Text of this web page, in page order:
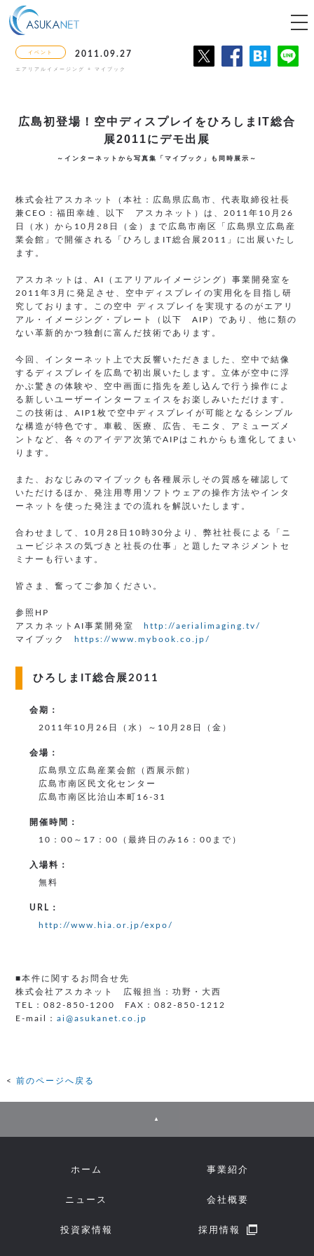
イベント 2011.09.27
エアリアルイメージング + マイブック
広島初登場！空中ディスプレイをひろしまIT総合
展2011にデモ出展
～インターネットから写真集「マイブック」も同時展示～
株式会社アスカネット（本社：広島県広島市、代表取締役社長
兼CEO：福田幸雄、以下 アスカネット）は、2011年10月26
日（水）から10月28日（金）まで広島市南区「広島県立広島産
業会館」で開催される「ひろしまIT総合展2011」に出展いたし
ます。
アスカネットは、AI（エアリアルイメージング）事業開発室を
2011年3月に発足させ、空中ディスプレイの実用化を目指し研
究しております。この空中 ディスプレイを実現するのがエアリ
アル・イメージング・プレート（以下 AIP）であり、他に類の
ない革新的かつ独創に富んだ技術であります。
今回、インターネット上で大反響いただきました、空中で結像
するディスプレイを広島で初出展いたします。立体が空中に浮
かぶ驚きの体験や、空中画面に指先を差し込んで行う操作によ
る新しいユーザーインターフェイスをお楽しみいただけます。
この技術は、AIP1枚で空中ディスプレイが可能となるシンプル
な構造が特色です。車載、医療、広告、モニタ、アミューズメ
ントなど、各々のアイデア次第でAIPはこれからも進化してまい
ります。
また、おなじみのマイブックも各種展示しその質感を確認して
いただけるほか、発注用専用ソフトウェアの操作方法やインタ
ーネットを使った発注までの流れを解説いたします。
合わせまして、10月28日10時30分より、弊社社長による「ニ
ュービジネスの気づきと社長の仕事」と題したマネジメントセ
ミナーも行います。
皆さま、奮ってご参加ください。
参照HP
アスカネットAI事業開発室
http://aerialimaging.tv/
マイブック
https://www.mybook.co.jp/
ひろしまIT総合展2011
会期：
2011年10月26日（水）～10月28日（金）
会場：
広島県立広島産業会館（西展示館）
広島市南区民文化センター
広島市南区比治山本町16-31
開催時間：
10：00～17：00（最終日のみ16：00まで）
入場料：
無料
URL：
http://www.hia.or.jp/expo/
■本件に関するお問合せ先
株式会社アスカネット 広報担当：功野・大西
TEL：082-850-1200 FAX：082-850-1212
E-mail：ai@asukanet.co.jp
前のページへ戻る
▲
ホーム 事業紹介
ニュース 会社概要
投資家情報 採用情報